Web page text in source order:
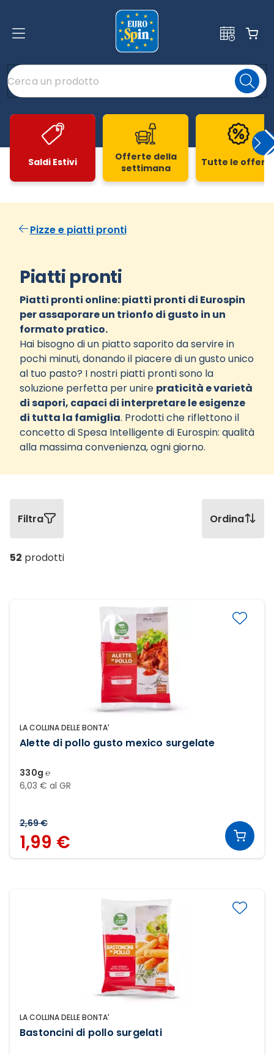
Saldi Estivi
Offerte della
settimana
Tutte le
Pizze e piatti pronti
Piatti pronti
Piatti pronti online: piatti pronti di Eurospin
per assaporare un trionfo di gusto in un
formato pratico.
Hai bisogno di un piatto saporito da servire in
pochi minuti, donando il piacere di un gusto unico
al tuo pasto? I nostri piatti pronti sono la
soluzione perfetta per unire praticità e varietà
di sapori, capaci di interpretare le esigenze
di tutta la famiglia. Prodotti che riflettono il
concetto di Spesa Intelligente di Eurospin: qualità
alla massima convenienza, ogni giorno.
Filtra Ordina
52 prodotti
LA COLLINA DELLE BONTA'
Alette di pollo gusto mexico surgelate
330g ℮
6,03 € al GR
2,69 €
1,99 €
LA COLLINA DELLE BONTA'
Bastoncini di pollo surgelati